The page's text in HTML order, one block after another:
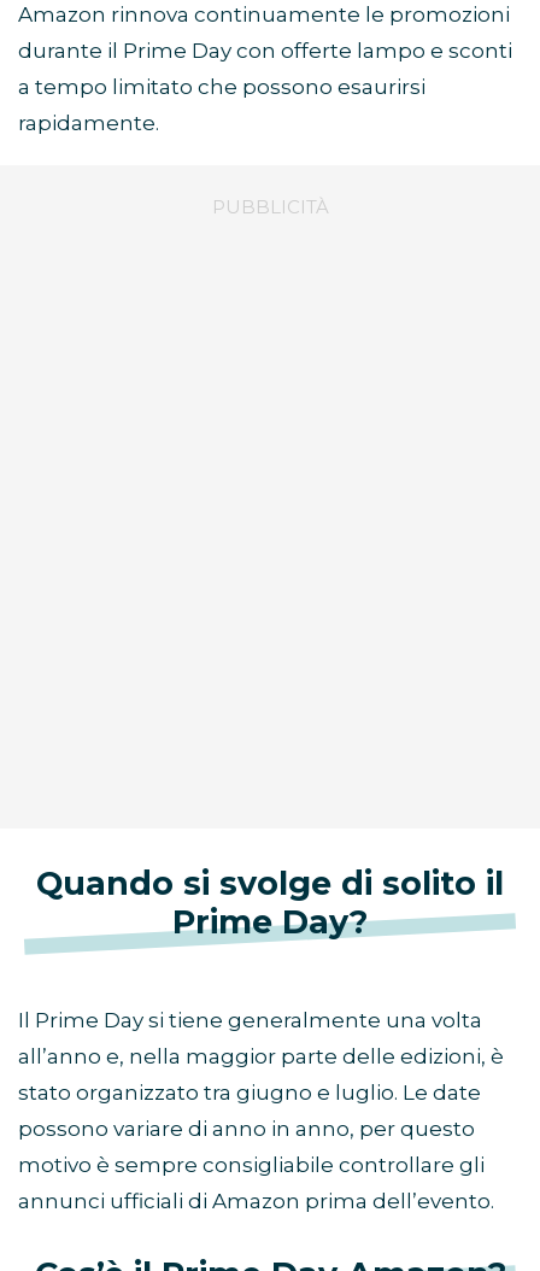
Amazon rinnova continuamente le promozioni
durante il Prime Day con offerte lampo e sconti
a tempo limitato che possono esaurirsi
rapidamente.
Quando si svolge di solito il
Prime Day?
Il Prime Day si tiene generalmente una volta
all’anno e, nella maggior parte delle edizioni, è
stato organizzato tra giugno e luglio. Le date
possono variare di anno in anno, per questo
motivo è sempre consigliabile controllare gli
annunci ufficiali di Amazon prima dell’evento.